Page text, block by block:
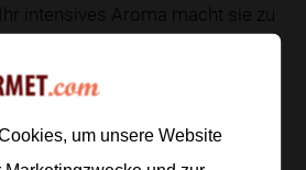
intensives Aroma macht sie zu
der vegetarischen und
um unsere Website